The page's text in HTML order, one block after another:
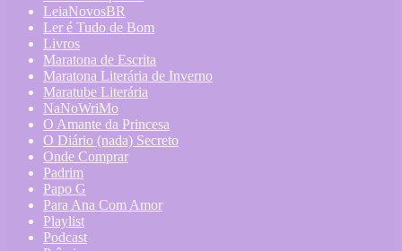
LeiaNovosBR
Ler é Tudo de Bom
Livros
Maratona de Escrita
Maratona Literária de Inverno
Maratube Literária
NaNoWriMo
O Amante da Princesa
O Diário (nada) Secreto
Onde Comprar
Padrim
Papo G
Para Ana Com Amor
Playlist
Podcast